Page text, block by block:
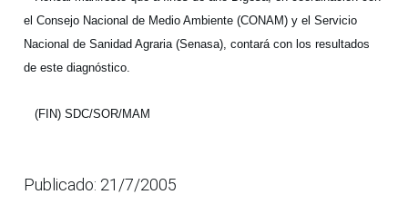
el Consejo Nacional de Medio Ambiente (CONAM) y el Servicio
Nacional de Sanidad Agraria (Senasa), contará con los resultados
de este diagnóstico.
(FIN) SDC/SOR/MAM
Publicado: 21/7/2005